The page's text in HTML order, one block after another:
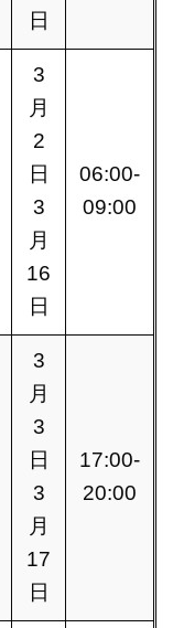
日
3
月
2
日
3
月
16
日
06:00-
09:00
3
月
3
日
3
月
17
日
17:00-
20:00